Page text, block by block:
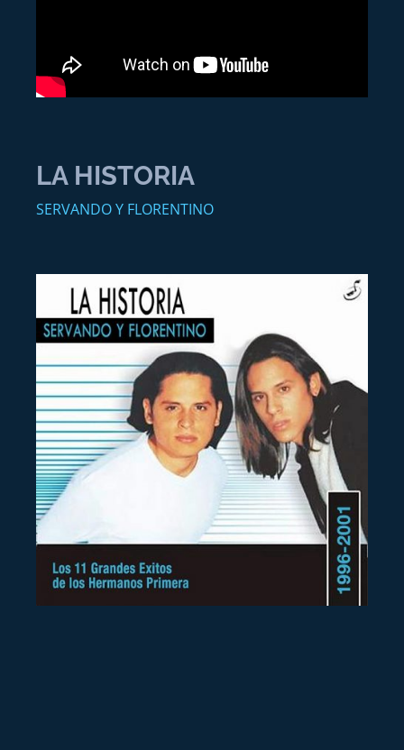
LA HISTORIA
SERVANDO Y FLORENTINO